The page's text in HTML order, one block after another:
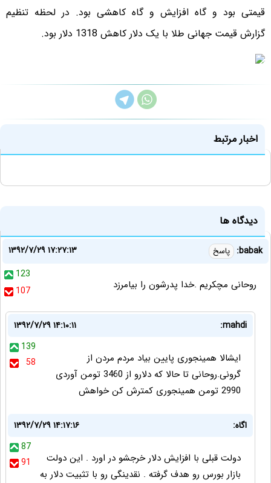
قیمتی بود و گاه افزایش و گاه کاهشی بود. در لحظه تنظیم
گزارش قیمت جهانی طلا با یک دلار کاهش 1318 دلار بود.
اخبار مرتبط
دیدگاه ها
babak: پاسخ
۱۳۹۲/۷/۲۹ ۱۷:۲۷:۱۳
123
107
روحانی مچکریم .خدا پدرشون را بیامرزد
mahdi:
۱۳۹۲/۷/۲۹ ۱۴:۱۰:۱۱
139
58
ایشالا همینجوری پایین بیاد مردم مردن از
گرونی.روحانی تا حالا که دلارو از 3460 تومن آوردی
2990 تومن همینجوری کمترش کن خواهش
اگاه:
۱۳۹۲/۷/۲۹ ۱۴:۱۷:۱۶
87
91
دولت قبلی با افزایش دلار خرجشو در اورد . این دولت
بازار بورس رو هدف گرفته . نقدینگی رو با تثبیت دلار به